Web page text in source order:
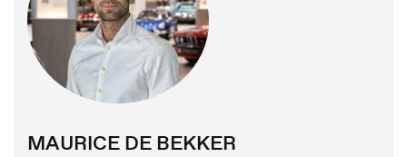
PERSBERICHTEN
BEELDBANK
MAURICE DE BEKKER